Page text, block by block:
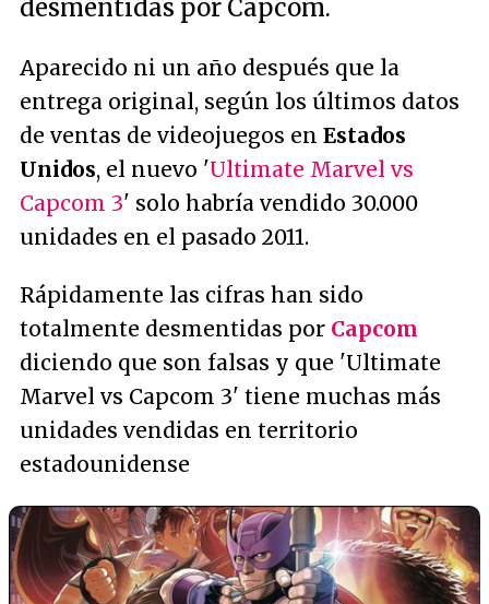
desmentidas por Capcom.
Aparecido ni un año después que la
entrega original, según los últimos datos
de ventas de videojuegos en Estados
Unidos, el nuevo 'Ultimate Marvel vs
Capcom 3' solo habría vendido 30.000
unidades en el pasado 2011.
Rápidamente las cifras han sido
totalmente desmentidas por Capcom
diciendo que son falsas y que 'Ultimate
Marvel vs Capcom 3' tiene muchas más
unidades vendidas en territorio
estadounidense